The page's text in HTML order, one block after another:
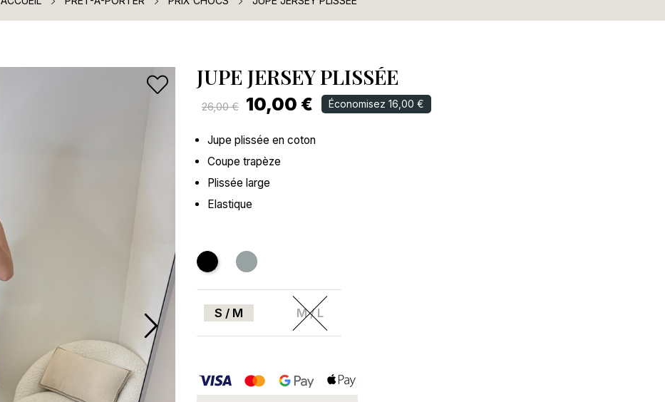
JUPE JERSEY PLISSÉE
26,00 € 10,00 € Économisez 16,00 €
Jupe plissée en coton
Coupe trapèze
Plissée large
Elastique
Noir Gris
S / M M / L